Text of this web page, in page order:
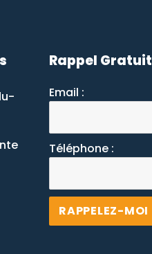
Rappel Gratuit
Email :
Téléphone :